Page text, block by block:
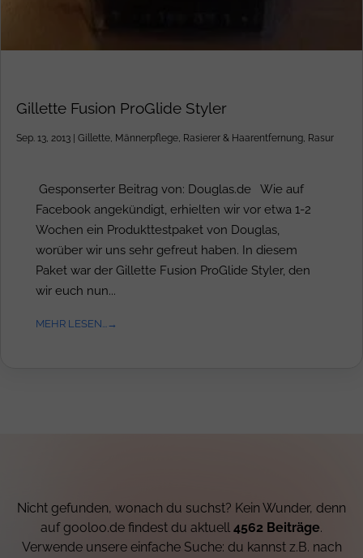
Gillette Fusion ProGlide Styler
Sep. 13, 2013 Gillette, Männerpflege, Rasierer & Haarentfernung, Rasur
Gesponserter Beitrag von: Douglas.de Wie auf
Facebook angekündigt, erhielten wir vor etwa 1-2
Wochen ein Produkttestpaket von Douglas,
worüber wir uns sehr gefreut haben. In diesem
Paket war der Gillette Fusion ProGlide Styler, den
wir euch nun...
MEHR LESEN...
Nicht gefunden, wonach du suchst? Kein Wunder, denn
auf gooloo.de findest du aktuell 4562 Beiträge.
Verwende unsere einfache Suche: du kannst z.B. nach